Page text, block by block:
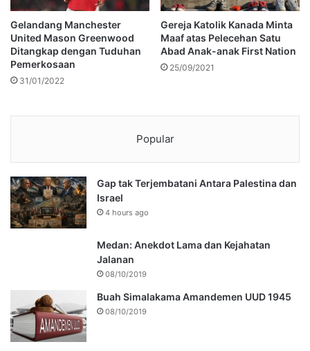
Gelandang Manchester
United Mason Greenwood
Ditangkap dengan Tuduhan
Pemerkosaan
31/01/2022
Gereja Katolik Kanada Minta
Maaf atas Pelecehan Satu
Abad Anak-anak First Nation
25/09/2021
Popular
Gap tak Terjembatani Antara Palestina dan
Israel
4 hours ago
Medan: Anekdot Lama dan Kejahatan
Jalanan
08/10/2019
Buah Simalakama Amandemen UUD 1945
08/10/2019